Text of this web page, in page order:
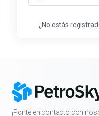
¿No estás
¡Ponte en contacto con